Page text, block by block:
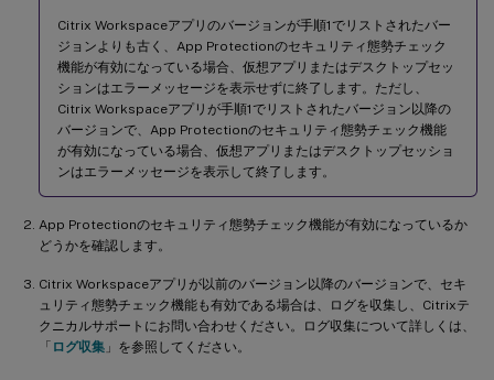
Citrix Workspaceアプリのバージョンが手順1でリストされたバー
ジョンよりも古く、App Protectionのセキュリティ態勢チェック
機能が有効になっている場合、仮想アプリまたはデスクトップセッ
ションはエラーメッセージを表示せずに終了します。ただし、
Citrix Workspaceアプリが手順1でリストされたバージョン以降の
バージョンで、App Protectionのセキュリティ態勢チェック機能
が有効になっている場合、仮想アプリまたはデスクトップセッショ
ンはエラーメッセージを表示して終了します。
App Protectionのセキュリティ態勢チェック機能が有効になっているか
どうかを確認します。
Citrix Workspaceアプリが以前のバージョン以降のバージョンで、セキ
ュリティ態勢チェック機能も有効である場合は、ログを収集し、Citrixテ
クニカルサポートにお問い合わせください。ログ収集について詳しくは、
「 ログ収集 」を参照してください。